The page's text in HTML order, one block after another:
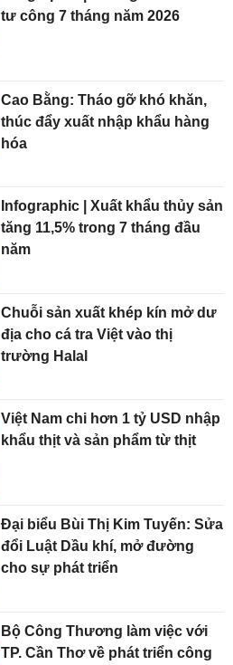
tư công 7 tháng năm 2026
Cao Bằng: Tháo gỡ khó khăn,
thúc đẩy xuất nhập khẩu hàng
hóa
Infographic | Xuất khẩu thủy sản
tăng 11,5% trong 7 tháng đầu
năm
Chuỗi sản xuất khép kín mở dư
địa cho cá tra Việt vào thị
trường Halal
Việt Nam chi hơn 1 tỷ USD nhập
khẩu thịt và sản phẩm từ thịt
Đại biểu Bùi Thị Kim Tuyến: Sửa
đổi Luật Dầu khí, mở đường
cho sự phát triển
Bộ Công Thương làm việc với
TP. Cần Thơ về phát triển công